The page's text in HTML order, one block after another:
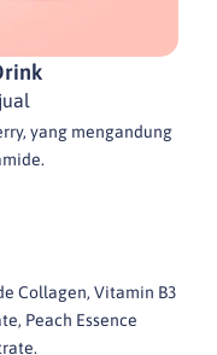
yang mengandung
Collagen, Vitamin B3
Peach Essence